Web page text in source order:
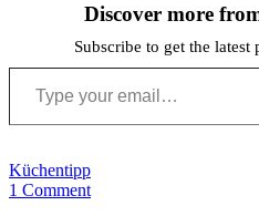
Discover more
Subscribe to get the latest
Type your email…
Küchentipp
1 Comment